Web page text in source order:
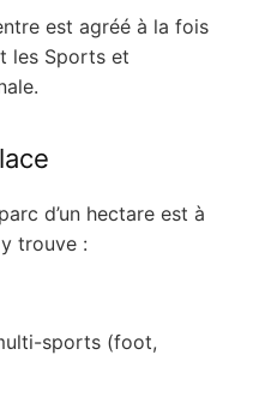
est agréé à la fois
les Sports et
d’un hectare est à
trouve :
sports (foot,